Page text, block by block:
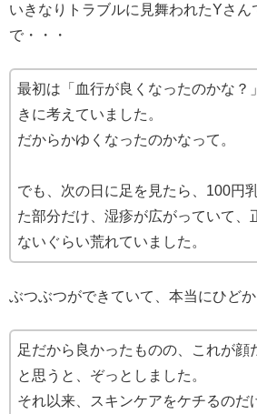
いきなりトラブルに見舞われたYさん
で・・・
最初は「血行が良くなったのかな？
きに考えていました。
だからかゆくなったのかなって。
でも、次の日に足を見たら、100円
た部分だけ、湿疹が広がっていて、
ないぐらい荒れていました。
ぶつぶつができていて、本当にひどか
足だから良かったものの、これが顔
と思うと、ぞっとしました。
それ以来、スキンケアをケチるのだ